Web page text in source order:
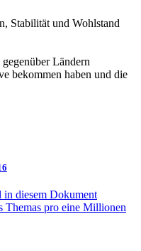
Stabilität und Wohlstand
gegenüber Ländern
bekommen haben und die
diesem Dokument
Themas pro eine Millionen